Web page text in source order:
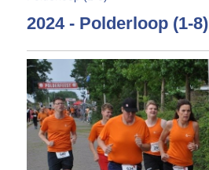
2024 - Polderloop (1-8)